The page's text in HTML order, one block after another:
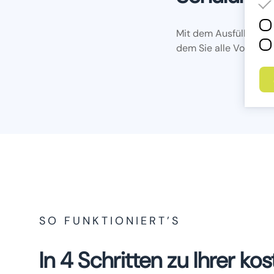
Mit dem Ausfüllen
dem Sie alle
SO FUNKTIONIERT’S
In 4 Schritten zu Ihrer